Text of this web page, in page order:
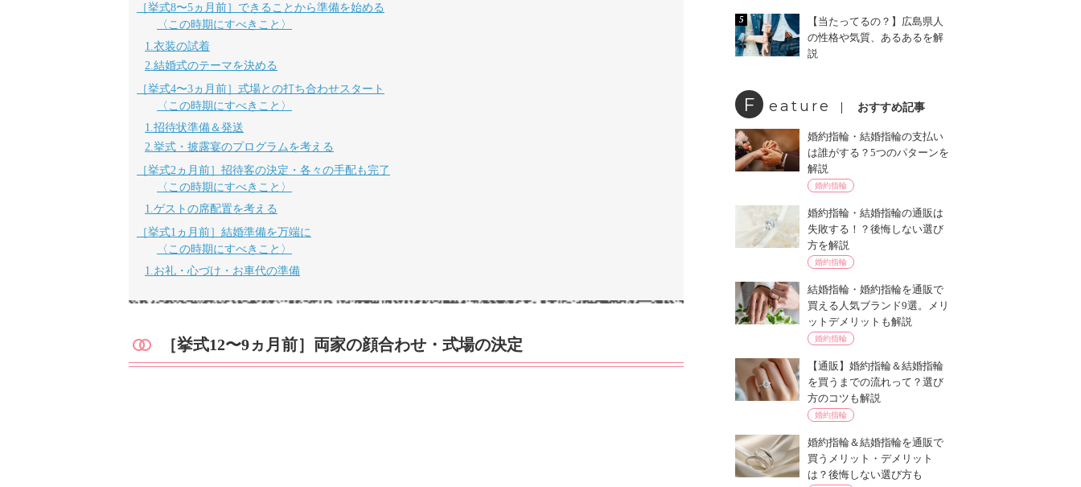
［挙式8〜5ヵ月前］できることから準備を始める
〈この時期にすべきこと〉
1.衣装の試着
2.結婚式のテーマを決める
［挙式4〜3ヵ月前］式場との打ち合わせスタート
〈この時期にすべきこと〉
1.招待状準備＆発送
2.挙式・披露宴のプログラムを考える
［挙式2ヵ月前］招待客の決定・各々の手配も完了
〈この時期にすべきこと〉
1.ゲストの席配置を考える
［挙式1ヵ月前］結婚準備を万端に
〈この時期にすべきこと〉
1.お礼・心づけ・お車代の準備
［挙式12〜9ヵ月前］両家の顔合わせ・式場の決定
5
【当たってるの？】広島県人
の性格や気質、あるあるを解
説
F eature おすすめ記事
婚約指輪・結婚指輪の支払い
は誰がする？5つのパターンを
解説
婚約指輪
婚約指輪・結婚指輪の通販は
失敗する！？後悔しない選び
方を解説
婚約指輪
結婚指輪・婚約指輪を通販で
買える人気ブランド9選。メリ
ットデメリットも解説
婚約指輪
【通販】婚約指輪＆結婚指輪
を買うまでの流れって？選び
方のコツも解説
婚約指輪
婚約指輪＆結婚指輪を通販で
買うメリット・デメリット
は？後悔しない選び方も